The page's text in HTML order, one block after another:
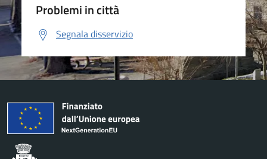
Problemi in città
Segnala disservizio